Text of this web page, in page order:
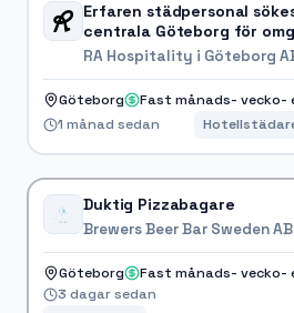
Erfaren städpersonal
centrala Göteborg för
start
RA Hospitality i Göteborg
Göteborg
Fast månads- vecko-
1 månad sedan
Duktig Pizzabagare
Brewers Beer Bar Sweden AB
Göteborg
Fast månads- vecko-
3 dagar sedan